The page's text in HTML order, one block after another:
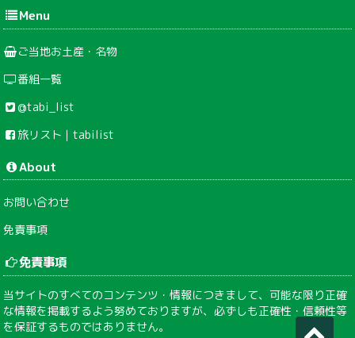
Menu
ご当地お土産・名物
番組一覧
@tabi_list
旅リスト｜tabilist
About
お問い合わせ
免責事項
免責事項
当サイトのすべてのコンテンツ・情報につきまして、可能な限り正確
な情報を掲載するよう努めておりますが、必ずしも正確性・信頼性等
を保証するものではありません。